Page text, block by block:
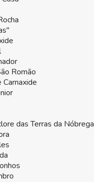
Romão
das Terras da Nóbrega